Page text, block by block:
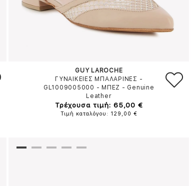
GUY LAROCHE
ΓΥΝΑΙΚΕΙΕΣ ΜΠΑΛΑΡΙΝΕΣ -
GL1009005000 - ΜΠΕΖ - Genuine
Leather
Τρέχουσα τιμή: 65,00 €
Τιμή καταλόγου: 129,00 €